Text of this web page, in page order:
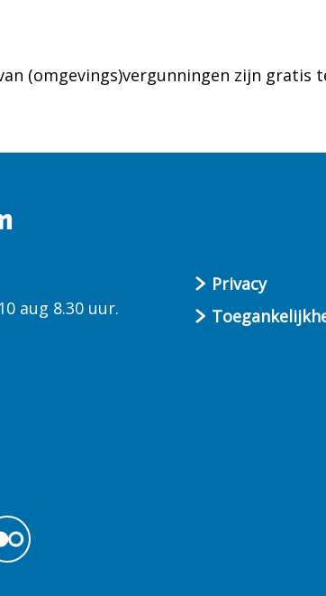
(omgevings)vergunningen zijn gratis
aug 8.30 uur.
Privacy